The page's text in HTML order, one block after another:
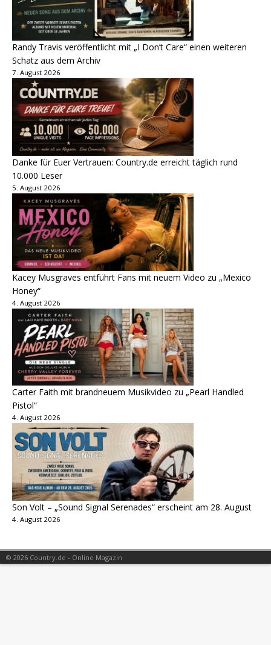
Randy Travis veröffentlicht mit „I Don’t Care“ einen weiteren
Schatz aus dem Archiv
7. August 2026
Danke für Euer Vertrauen: Country.de erreicht täglich rund
10.000 Leser
5. August 2026
Kacey Musgraves entführt Fans mit neuem Video zu „Mexico
Honey“
4. August 2026
Carter Faith mit brandneuem Musikvideo zu „Pearl Handled
Pistol“
4. August 2026
Son Volt – „Sound Signal Serenades“ erscheint am 28. August
4. August 2026
© 2026 Country.de - Online Magazin